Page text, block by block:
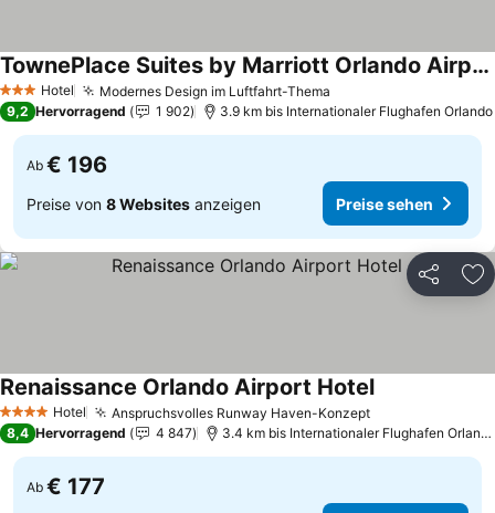
3 SterneHotel Modernes Design im Luftfahrt-Thema
TownePlace Suites by Marriott Orlando Airport
Preise sehen
9,2 Hervorragend 1 902 3.9 km bis Internationaler Flughafen Orlando
Ab € 196
Preise von 8 Websites anzeigen Preise sehen
Teilen
4 Sterne Hotel Anspruchsvolles Runway Haven-KonzeptPreise sehen
Renaissance Orlando Airport HotelPreise sehen
8,4 Hervorragend 4 847 3.4 km bis Internationaler Flughafen Orlando
Ab € 177